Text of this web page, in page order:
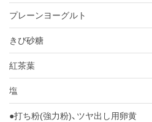
プレーンヨーグルト
きび砂糖
紅茶葉
塩
●打ち粉(強力粉)、ツヤ出し用卵黄